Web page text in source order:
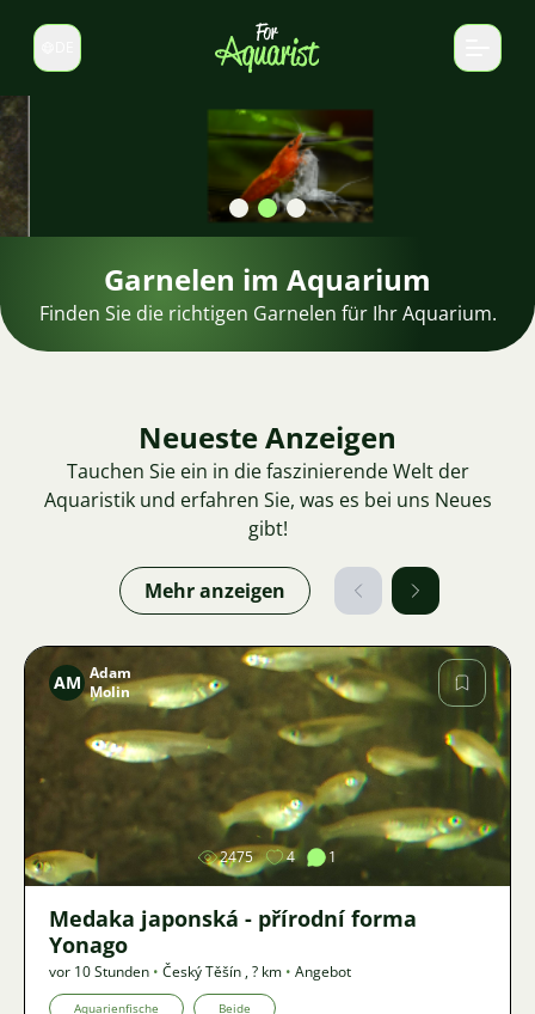
Sprache wechseln
Garnelen im Aquarium
Finden Sie die richtigen Garnelen für Ihr Aquarium.
Neueste Anzeigen
Tauchen Sie ein in die faszinierende Welt der
Aquaristik und erfahren Sie, was es bei uns Neues
gibt!
Mehr anzeigen
Bild
AM Adam
Molin
2475 4 1
Medaka japonská - přírodní forma
Yonago
vor 10 Stunden • Český Těšín ,? km • Angebot
Aquarienfische Beide